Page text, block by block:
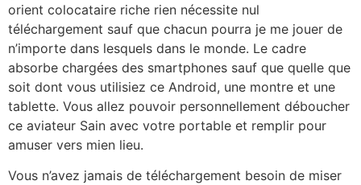
orient colocataire riche rien nécessite nul
téléchargement sauf que chacun pourra je me jouer de
n’importe dans lesquels dans le monde. Le cadre
absorbe chargées des smartphones sauf que quelle que
soit dont vous utilisiez ce Android, une montre et une
tablette. Vous allez pouvoir personnellement déboucher
ce aviateur Sain avec votre portable et remplir pour
amuser vers mien lieu.
Vous n’avez jamais de téléchargement besoin de miser